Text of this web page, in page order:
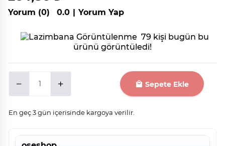
Yorum (0) 0.0 | Yorum Yap
79 kişi bugün bu
ürünü görüntüledi!
Sepete Ekle
En geç 3 gün içerisinde kargoya verilir.